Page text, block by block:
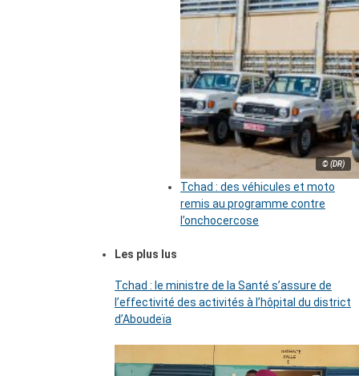
© (DR)
Tchad : des véhicules et moto
remis au programme contre
l’onchocercose
Les plus lus
Tchad : le ministre de la Santé s’assure de
l’effectivité des activités à l’hôpital du district
d’Aboudeïa